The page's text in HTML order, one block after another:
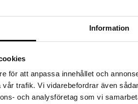
Information
för att anpassa innehållet och
trafik. Vi vidarebefordrar även
och analysföretag som vi
fram till 31/8-2026, men var snabb - dina
kan fort ta slut!